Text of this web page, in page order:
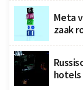
Meta
zaak